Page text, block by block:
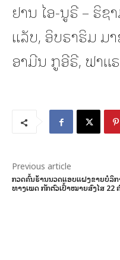
ຢານ ໄອ-ນູຣີ – ຮິຊ
ແລັບ, ອິບຣາຮິມ ມ
ອາມີນ ກູອີຣີ, ຟາແ
Previous article
ກວດຄົ້ນຮ້ານນວດແອບແຝງຂາຍບໍລິ
ທາງເພດ ກັກຕົວເປົ້າໝາຍສົງໄສ 22